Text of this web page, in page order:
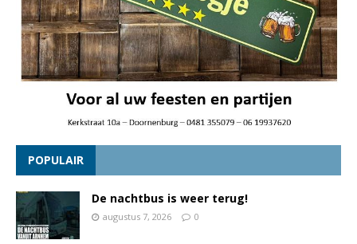
POPULAIR
De nachtbus is weer terug!
augustus 7, 2026 0